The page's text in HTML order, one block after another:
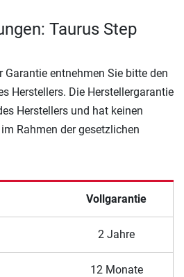
Taurus Step
Garantie entnehmen Sie bitte den
Herstellers. Die Herstellergarantie
Herstellers und hat keinen
Rahmen der gesetzlichen
Vollgarantie
2 Jahre
12 Monate